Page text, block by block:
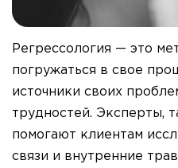
Регрессология — это
погружаться в свое
источники своих
трудностей. Эксперты,
помогают клиентам
связи и внутренние